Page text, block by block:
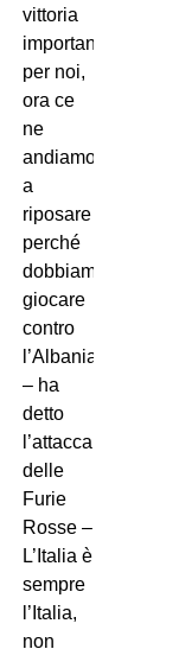
vittoria
importante
per noi,
ora ce
ne
andiamo
a
riposare
perché
dobbiamo
giocare
contro
l’Albania
– ha
detto
l’attaccante
delle
Furie
Rosse –
L’Italia è
sempre
l’Italia,
non